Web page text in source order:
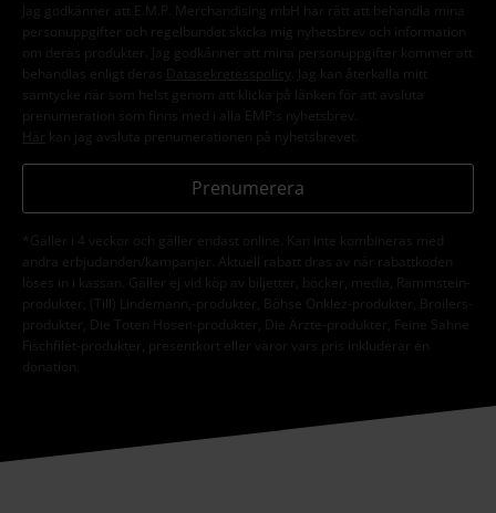
Jag godkänner att E.M.P. Merchandising mbH har rätt att behandla mina
personuppgifter och regelbundet skicka mig nyhetsbrev och information
om deras produkter. Jag godkänner att mina personuppgifter kommer att
behandlas enligt deras
Datasekretesspolicy
. Jag kan återkalla mitt
samtycke när som helst genom att klicka på länken för att avsluta
prenumeration som finns med i alla EMP:s nyhetsbrev.
Här kan jag avsluta prenumerationen på nyhetsbrevet.
Prenumerera
*Gäller i 4 veckor och gäller endast online. Kan inte kombineras med
andra erbjudanden/kampanjer. Aktuell rabatt dras av när rabattkoden
löses in i kassan. Gäller ej vid köp av biljetter, böcker, media, Rammstein-
produkter, (Till) Lindemann,-produkter, Böhse Onklez-produkter, Broilers-
produkter, Die Toten Hosen-produkter, Die Ärzte-produkter, Feine Sahne
Fischfilet-produkter, presentkort eller varor vars pris inkluderar en
donation.